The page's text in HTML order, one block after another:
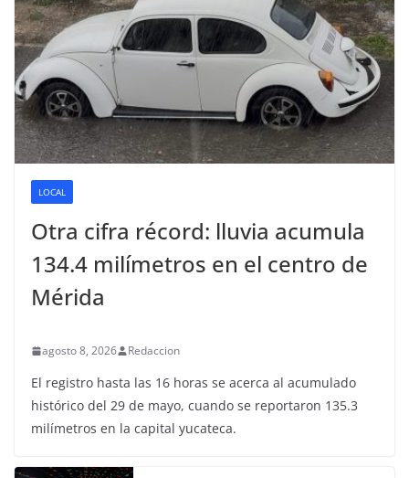
LOCAL
Otra cifra récord: lluvia acumula
134.4 milímetros en el centro de
Mérida
agosto 8, 2026 Redaccion
El registro hasta las 16 horas se acerca al acumulado
histórico del 29 de mayo, cuando se reportaron 135.3
milímetros en la capital yucateca.